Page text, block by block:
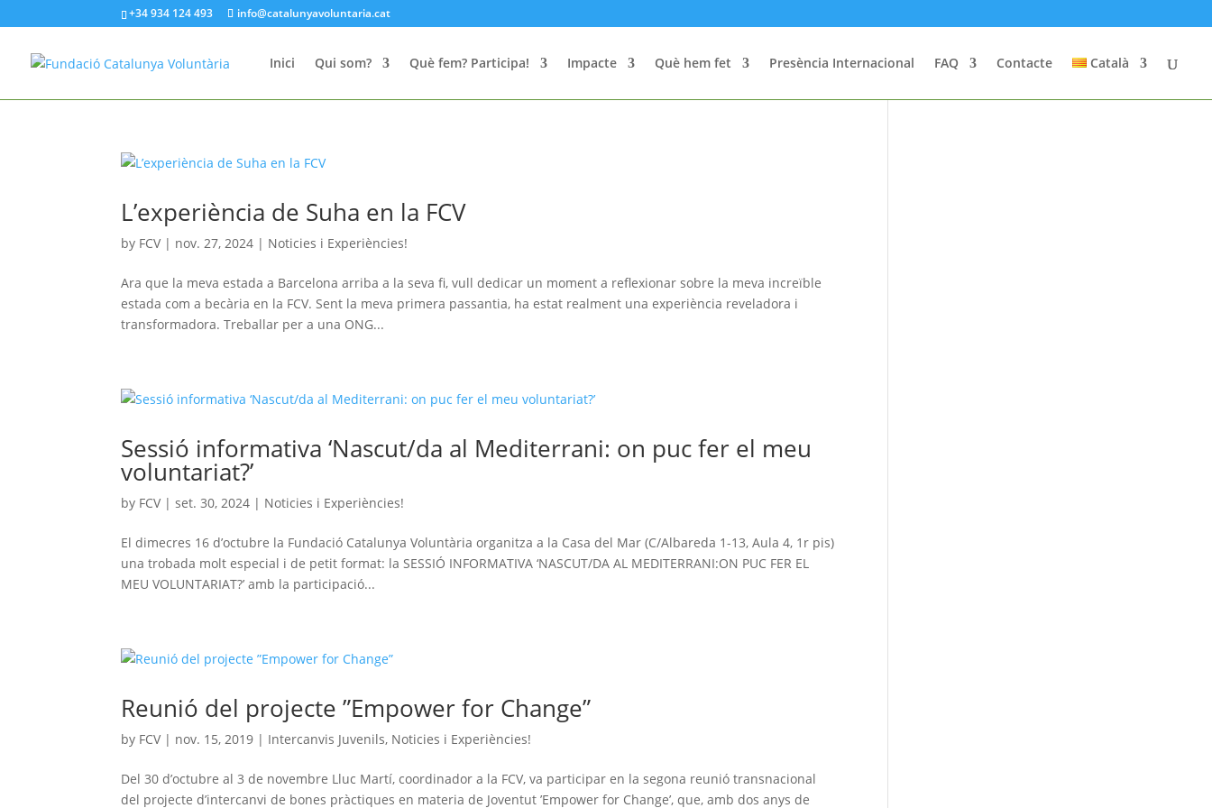
+34 934 124 493 info@catalunyavoluntaria.cat
Inici Qui som? Què fem? Participa! Impacte Què hem fet Presència Internacional FAQ Contacte Català
L’experiència de Suha en la FCV
by FCV | nov. 27, 2024 | Noticies i Experiències!
Ara que la meva estada a Barcelona arriba a la seva fi, vull dedicar un moment a reflexionar sobre la meva increïble
estada com a becària en la FCV. Sent la meva primera passantia, ha estat realment una experiència reveladora i
transformadora. Treballar per a una ONG...
Sessió informativa ‘Nascut/da al Mediterrani: on puc fer el meu
voluntariat?’
by FCV |set. 30, 2024 | Noticies i Experiències!
El dimecres 16 d’octubre la Fundació Catalunya Voluntària organitza a la Casa del Mar (C/Albareda 1-13, Aula 4, 1r pis)
una trobada molt especial i de petit format: la SESSIÓ INFORMATIVA ‘NASCUT/DA AL MEDITERRANI:ON PUC FER EL
MEU VOLUNTARIAT?’ amb la participació...
Reunió del projecte ”Empower for Change”
by FCV | nov. 15, 2019 | Intercanvis Juvenils, Noticies i Experiències!
Del 30 d’octubre al 3 de novembre Lluc Martí, coordinador a la FCV, va participar en la segona reunió transnacional
del projecte d’intercanvi de bones pràctiques en materia de Joventut ’Empower for Change’, que, amb dos anys de